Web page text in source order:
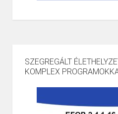
SZEGREGÁLT
KOMPLEX